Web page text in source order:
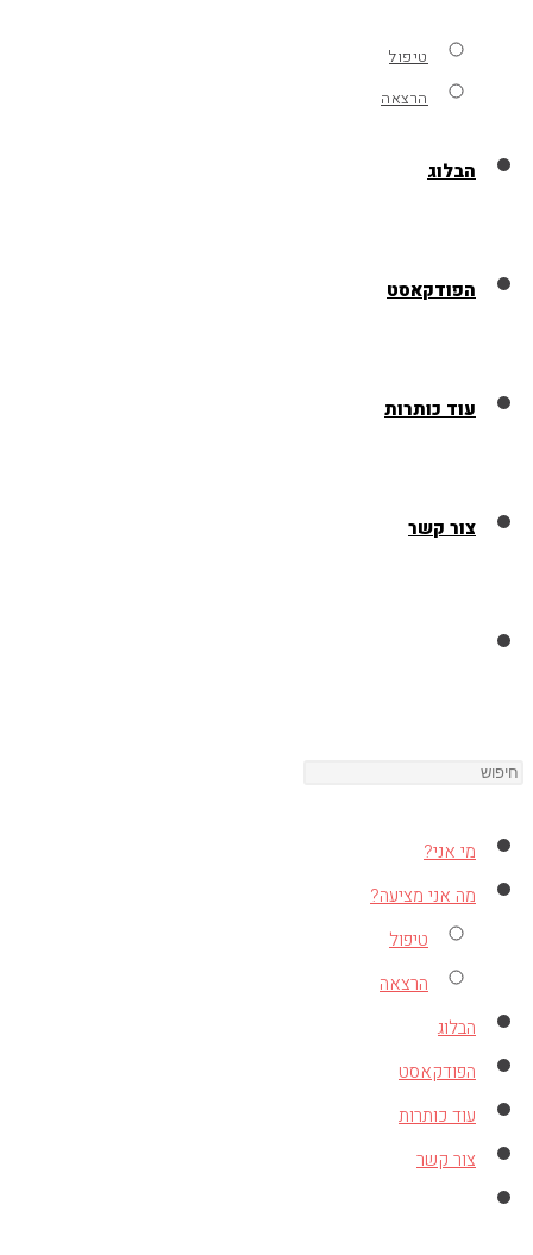
טיפול
הרצאה
הבלוג
הפודקאסט
עוד כותרות
צור קשר
מי אני?
מה אני מציעה?
טיפול
הרצאה
הבלוג
הפודקאסט
עוד כותרות
צור קשר